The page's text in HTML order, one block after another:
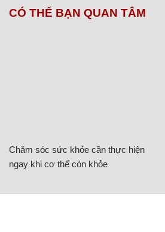
CÓ THỂ BẠN QUAN TÂM
Chăm sóc sức khỏe cần thực hiện
ngay khi cơ thể còn khỏe